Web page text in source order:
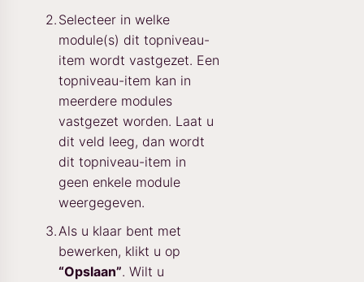
Selecteer in welke
module(s) dit topniveau-
item wordt vastgezet. Een
topniveau-item kan in
meerdere modules
vastgezet worden. Laat u
dit veld leeg, dan wordt
dit topniveau-item in
geen enkele module
weergegeven.
Als u klaar bent met
bewerken, klikt u op
“Opslaan”. Wilt u